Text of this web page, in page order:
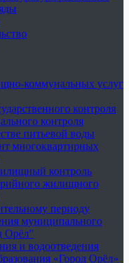
коммунальных услуг
контроля
контроля
питьевой воды
многоквартирных
контроль
жилищного
периоду
муниципального
Орёл"
и водоотведения
«Город Орёл»